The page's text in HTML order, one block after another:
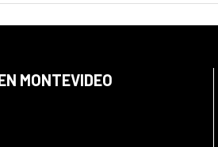
MONTEVIDEO